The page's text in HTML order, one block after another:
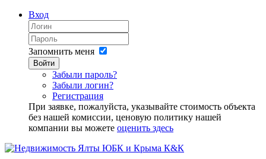
Вход
Запомнить меня
Войти
Забыли пароль?
Забыли логин?
Регистрация
При заявке, пожалуйста, указывайте стоимость объекта
без нашей комиссии, ценовую политику нашей
компании вы можете оценить здесь